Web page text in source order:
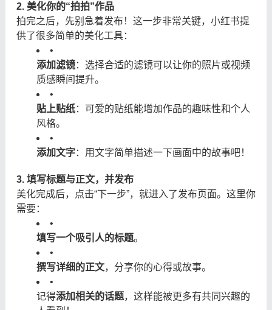
2. 美化你的“拍拍”作品
拍完之后，先别急着发布！这一步非常关键，小红书提
供了很多简单的美化工具：
•
添加滤镜：选择合适的滤镜可以让你的照片或视频
质感瞬间提升。
•
贴上贴纸：可爱的贴纸能增加作品的趣味性和个人
风格。
•
添加文字：用文字简单描述一下画面中的故事吧！
3. 填写标题与正文，并发布
美化完成后，点击“下一步”，就进入了发布页面。这里你
需要：
•
填写一个吸引人的标题。
•
撰写详细的正文，分享你的心得或故事。
•
记得添加相关的话题，这样能被更多有共同兴趣的